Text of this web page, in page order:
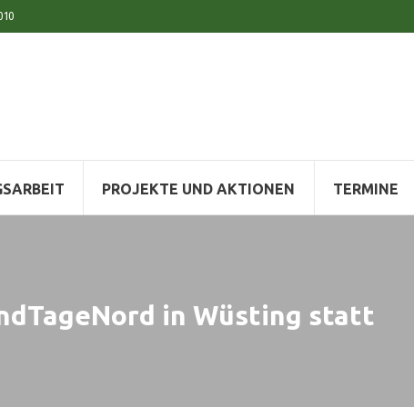
PROJEKTE UND AKTIONEN TERMINE
in Wüsting statt